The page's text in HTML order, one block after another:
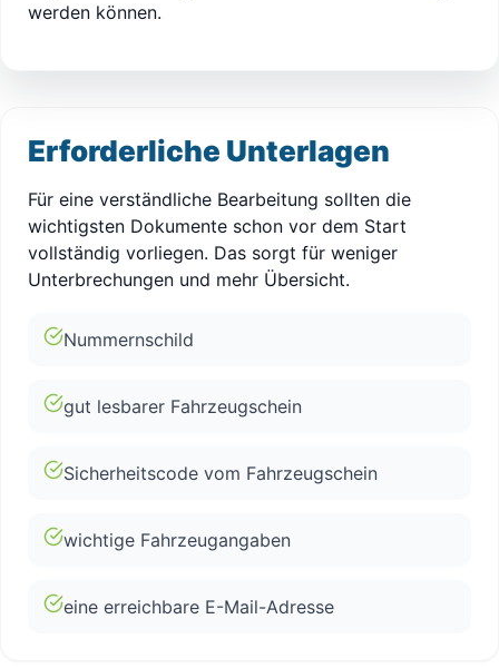
werden können.
Erforderliche Unterlagen
Für eine verständliche Bearbeitung sollten die
wichtigsten Dokumente schon vor dem Start
vollständig vorliegen. Das sorgt für weniger
Unterbrechungen und mehr Übersicht.
Nummernschild
gut lesbarer Fahrzeugschein
Sicherheitscode vom Fahrzeugschein
wichtige Fahrzeugangaben
eine erreichbare E-Mail-Adresse